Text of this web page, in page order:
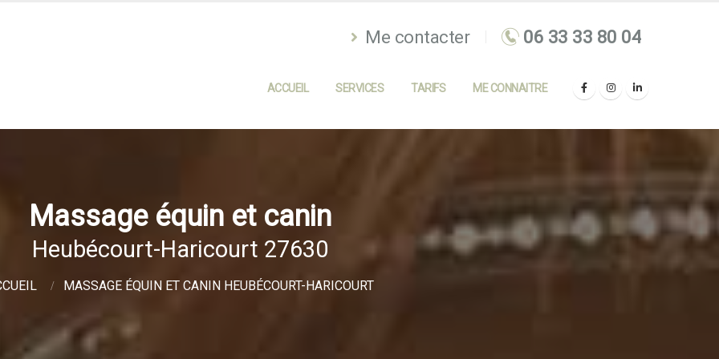
Me contacter
ACCUEIL SERVICES TARIFS ME CONNAITRE
Massage équin et canin
Heubécourt-Haricourt 27630
MASSAGE ÉQUIN ET CANIN HEUBÉCOURT-HARICOURT